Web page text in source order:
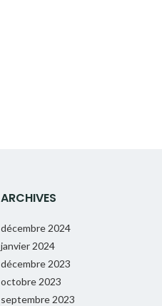
ARCHIVES
décembre 2024
janvier 2024
décembre 2023
octobre 2023
septembre 2023